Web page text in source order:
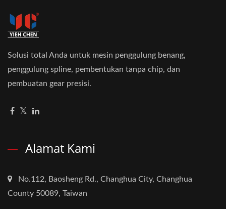
Solusi total Anda untuk mesin penggulung benang,
penggulung spline, pembentukan tanpa chip, dan
pembuatan gear presisi.
Alamat Kami
No.112, Baosheng Rd., Changhua City, Changhua
County 50089, Taiwan